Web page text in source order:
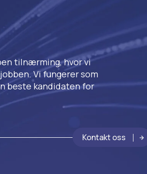
tilnærming, hvor vi
Vi fungerer som
beste kandidaten for
Kontakt oss